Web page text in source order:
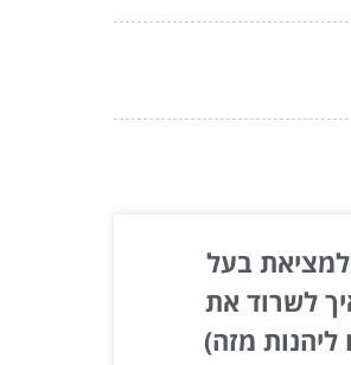
בעל
לשרוד את
ליהנות מזה)